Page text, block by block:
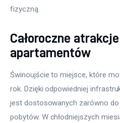
fizyczną.
Całoroczne
apartamentów
Świnoujście to miejsce, które
rok. Dzięki odpowiedniej
jest dostosowanych zarówno
pobytów. W chłodniejszych